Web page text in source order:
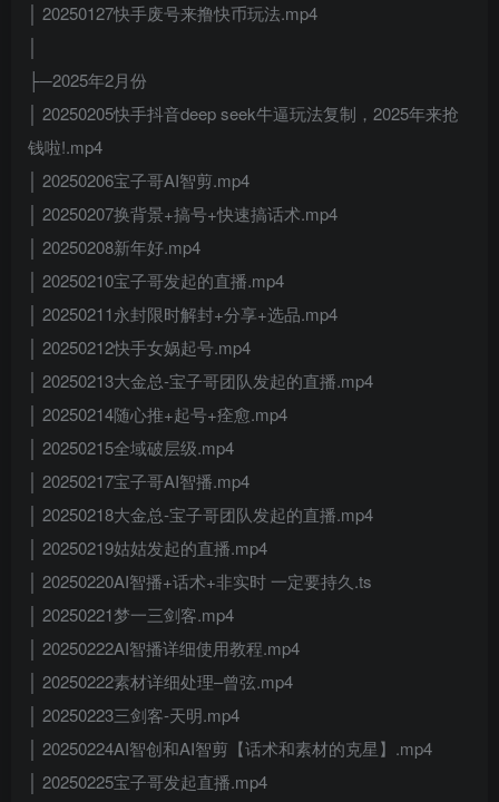
│ 20250127快手废号来撸快币玩法.mp4
├─2025年2月份
│ 20250205快手抖音deep seek牛逼玩法复制，2025年来抢
钱啦!.mp4
│ 20250206宝子哥AI智剪.mp4
│ 20250207换背景+搞号+快速搞话术.mp4
│ 20250208新年好.mp4
│ 20250210宝子哥发起的直播.mp4
│ 20250211永封限时解封+分享+选品.mp4
│ 20250212快手女娲起号.mp4
│ 20250213大金总-宝子哥团队发起的直播.mp4
│ 20250214随心推+起号+痊愈.mp4
│ 20250215全域破层级.mp4
│ 20250217宝子哥AI智播.mp4
│ 20250218大金总-宝子哥团队发起的直播.mp4
│ 20250219姑姑发起的直播.mp4
│ 20250220AI智播+话术+非实时 一定要持久.ts
│ 20250221梦一三剑客.mp4
│ 20250222AI智播详细使用教程.mp4
│ 20250222素材详细处理–曾弦.mp4
│ 20250223三剑客-天明.mp4
│ 20250224AI智创和AI智剪【话术和素材的克星】.mp4
│ 20250225宝子哥发起直播.mp4